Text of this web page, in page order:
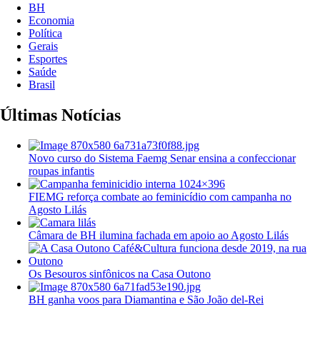
BH
Economia
Política
Gerais
Esportes
Saúde
Brasil
Últimas Notícias
Novo curso do Sistema Faemg Senar ensina a confeccionar
roupas infantis
FIEMG reforça combate ao feminicídio com campanha no
Agosto Lilás
Câmara de BH ilumina fachada em apoio ao Agosto Lilás
Os Besouros sinfônicos na Casa Outono
BH ganha voos para Diamantina e São João del-Rei